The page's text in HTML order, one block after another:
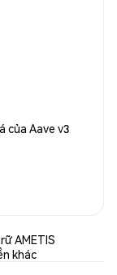
của Aave v3
AMETIS
khác